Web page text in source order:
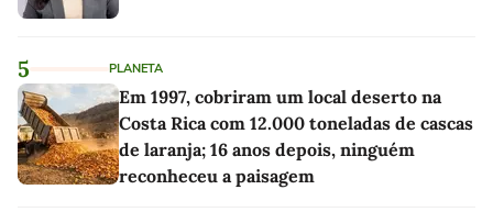
5 PLANETA
Em 1997, cobriram um local deserto na
Costa Rica com 12.000 toneladas de cascas
de laranja; 16 anos depois, ninguém
reconheceu a paisagem